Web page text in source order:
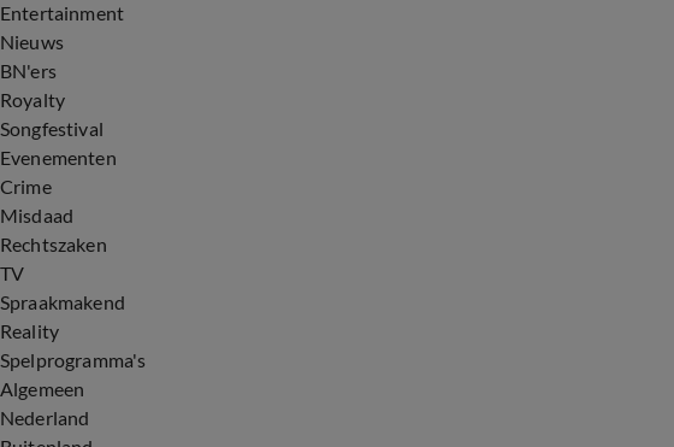
Entertainment
Nieuws
BN'ers
Royalty
Songfestival
Evenementen
Crime
Misdaad
Rechtszaken
TV
Spraakmakend
Reality
Spelprogramma's
Algemeen
Nederland